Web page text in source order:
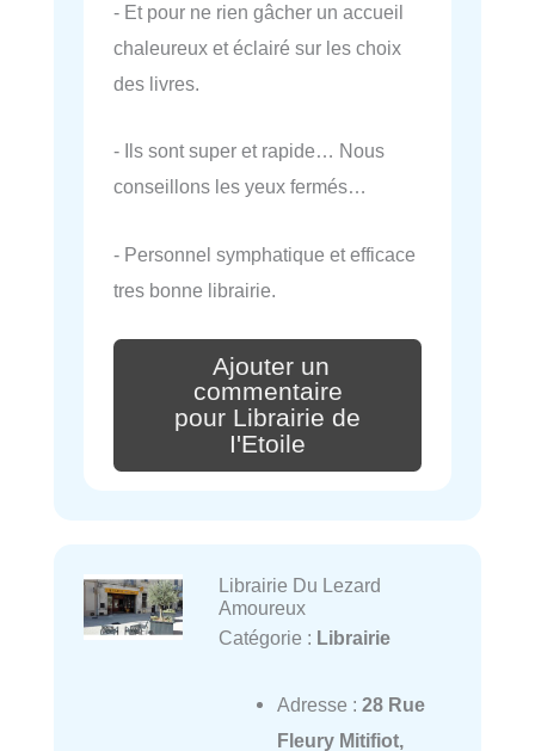
- Et pour ne rien gâcher un accueil
chaleureux et éclairé sur les choix
des livres.
- Ils sont super et rapide… Nous
conseillons les yeux fermés…
- Personnel symphatique et efficace
tres bonne librairie.
Ajouter un
commentaire
pour Librairie de
I'Etoile
Librairie Du Lezard
Amoureux
Catégorie : Librairie
Adresse : 28 Rue
Fleury Mitifiot,